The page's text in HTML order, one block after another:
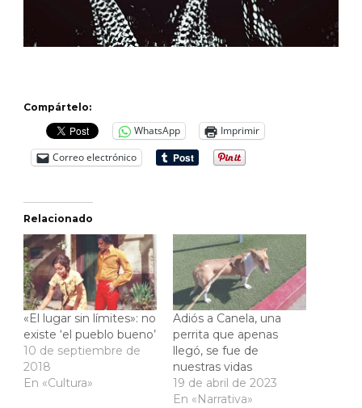
Compártelo:
WhatsApp
Imprimir
Correo electrónico
Relacionado
«El lugar sin límites»: no
existe ‘el pueblo bueno’
10 de septiembre de
2018
En «Cultura»
Adiós a Canela, una
perrita que apenas
llegó, se fue de
nuestras vidas
19 de abril de 2023
En «Narrativa»